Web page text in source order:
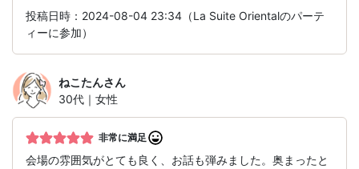
投稿日時：2024-08-04 23:34（La Suite Orientalのパーテ
ィーに参加）
ねこたんさん
30代｜女性
非常に満足
会場の雰囲気がとても良く、お話も弾みました。奥まったと